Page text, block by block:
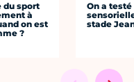
du sport
à
on est
?
On a
stade